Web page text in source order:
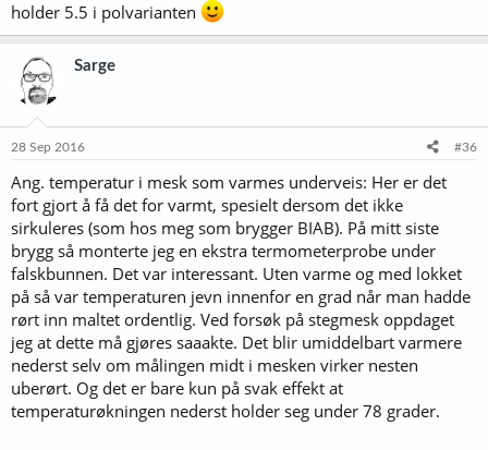
holder 5.5 i polvarianten
Sarge
28 Sep 2016 #36
Ang. temperatur i mesk som varmes underveis: Her er det
fort gjort å få det for varmt, spesielt dersom det ikke
sirkuleres (som hos meg som brygger BIAB). På mitt siste
brygg så monterte jeg en ekstra termometerprobe under
falskbunnen. Det var interessant. Uten varme og med lokket
på så var temperaturen jevn innenfor en grad når man hadde
rørt inn maltet ordentlig. Ved forsøk på stegmesk oppdaget
jeg at dette må gjøres saaakte. Det blir umiddelbart varmere
nederst selv om målingen midt i mesken virker nesten
uberørt. Og det er bare kun på svak effekt at
temperaturøkningen nederst holder seg under 78 grader.